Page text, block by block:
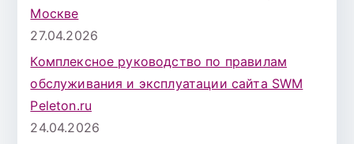
Москве
27.04.2026
Комплексное руководство по правилам
обслуживания и эксплуатации сайта SWM
Peleton.ru
24.04.2026